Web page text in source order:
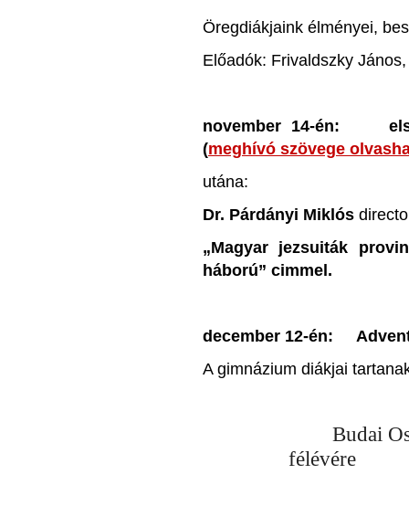
Öregdiákjaink élményei,
Előadók: Frivaldszky
november 14-én:
(meghívó szövege
utána:
Dr. Párdányi Miklós
„Magyar jezsuiták
háború” cimmel.
december 12-én:
A gimnázium diákjai
Budai
félévére